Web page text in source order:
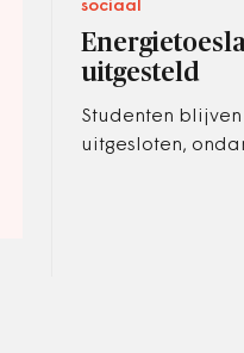
sociaal
uitgesteld
Studenten
uitgesloten,